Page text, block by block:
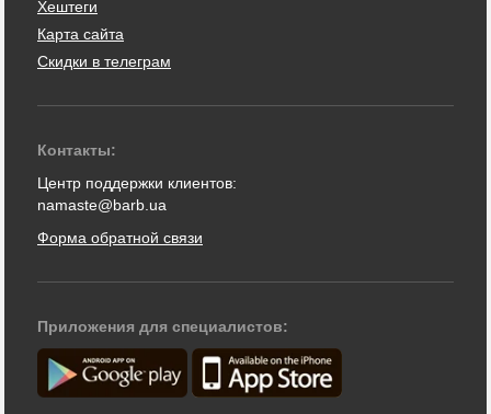
Хештеги
Карта сайта
Скидки в телеграм
Контакты:
Центр поддержки клиентов:
namaste@barb.ua
Форма обратной связи
Приложения для специалистов: